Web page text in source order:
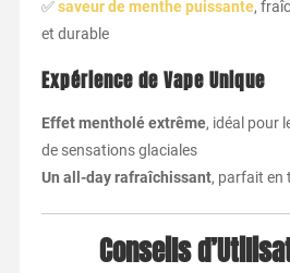
✅saveur de menthe puissante,
et durable
Expérience de Vape Unique
Effet mentholé extrême, idéal pour
de sensations glaciales
Un all-day rafraîchissant, parfait en
Conseils